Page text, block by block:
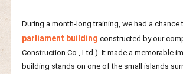
During a month-long training, we had a chance
parliament building constructed by our
Construction Co., Ltd.). It made a memorable
building stands on one of the small islands